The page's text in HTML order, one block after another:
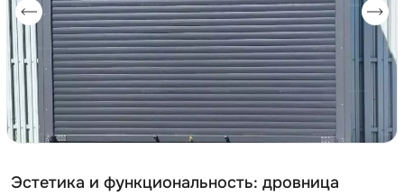
Эстетика и функциональность: дровница